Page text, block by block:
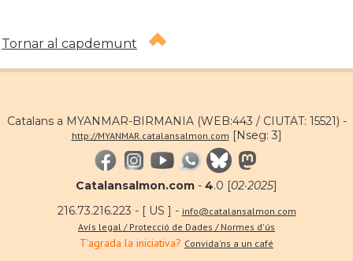
Tornar al capdemunt
Catalans a MYANMAR-BIRMANIA (WEB:443 / CIUTAT: 15521) -
http://MYANMAR.catalansalmon.com [Nseg: 3]
Catalansalmon.com - 4.0 [02·2025]
216.73.216.223 - [ US ] - info@catalansalmon.com
Avís legal / Protecció de Dades / Normes d'ús
T'agrada la iniciativa? Convida'ns a un café